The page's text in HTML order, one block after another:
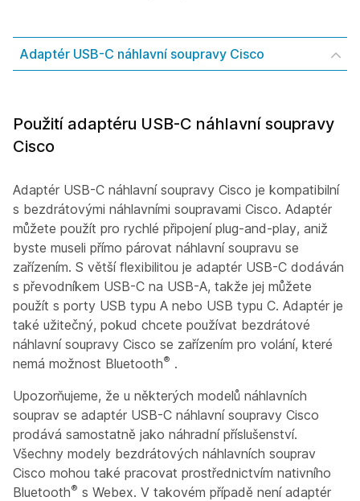
Adaptér USB-C náhlavní soupravy Cisco
Použití adaptéru USB-C náhlavní soupravy
Cisco
Adaptér USB-C náhlavní soupravy Cisco je kompatibilní
s bezdrátovými náhlavními soupravami Cisco. Adaptér
můžete použít pro rychlé připojení plug-and-play, aniž
byste museli přímo párovat náhlavní soupravu se
zařízením. S větší flexibilitou je adaptér USB-C dodáván
s převodníkem USB-C na USB-A, takže jej můžete
použít s porty USB typu A nebo USB typu C. Adaptér je
také užitečný, pokud chcete používat bezdrátové
náhlavní soupravy Cisco se zařízením pro volání, které
nemá možnost Bluetooth® .
Upozorňujeme, že u některých modelů náhlavních
souprav se adaptér USB-C náhlavní soupravy Cisco
prodává samostatně jako náhradní příslušenství.
Všechny modely bezdrátových náhlavních souprav
Cisco mohou také pracovat prostřednictvím nativního
Bluetooth® s Webex. V takovém případě není adaptér